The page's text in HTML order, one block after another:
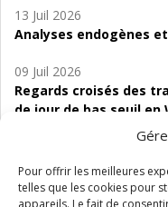
Pour offrir les meilleures
telles que les cookies pour
appareils. Le fait de
13 Juil 2026
Analyses endogènes et
09 Juil 2026
Regards croisés des
de jour de bas seuil en
06 Juil 2026
Étude d’évaluabilité